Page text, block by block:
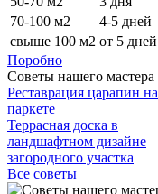
70-100 м2
4-5 дней
свыше 100 м2 от 5 дней
Поробно
Советы нашего мастера
Реставрация царапин на
паркете
Террасная доска в
ландшафтном дизайне
загородного участка
Все советы